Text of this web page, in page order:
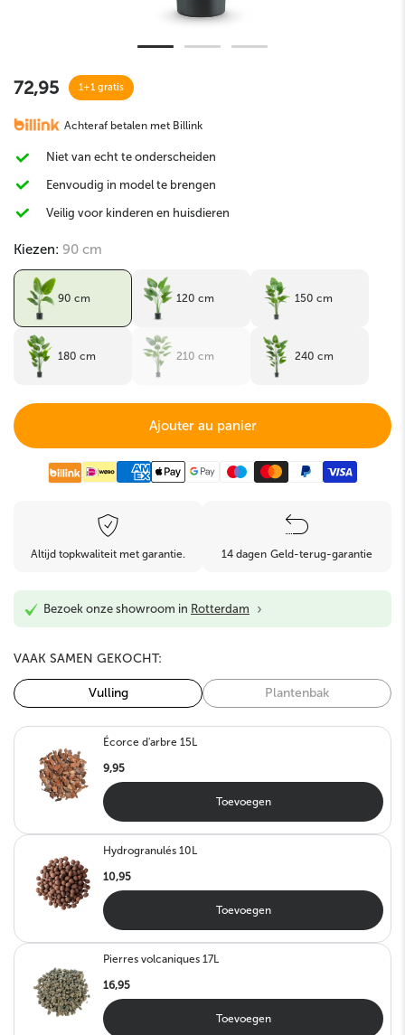
72,95 1+1 gratis
Achteraf betalen met Billink
Niet van echt te onderscheiden
Eenvoudig in model te brengen
Veilig voor kinderen en huisdieren
Kiezen: 90 cm
90 cm 120 cm 150 cm
180 cm 210 cm 240 cm
Ajouter au panier
Altijd topkwaliteit met garantie. 14 dagen Geld-terug-garantie
Bezoek onze showroom in Rotterdam ›
VAAK SAMEN GEKOCHT:
Vulling Plantenbak
Écorce d'arbre 15L
9,95
Toevoegen
Hydrogranulés 10L
10,95
Toevoegen
Pierres volcaniques 17L
16,95
Toevoegen